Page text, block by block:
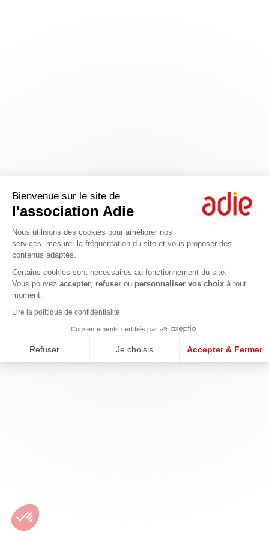
Bienvenue sur le site de
l'association Adie
Nous utilisons des cookies pour améliorer nos
services, mesurer la fréquentation du site et vous proposer des
contenus adaptés.
Certains cookies sont nécessaires au fonctionnement du site.
Vous pouvez accepter refuser ou personnaliser vos choix à tout
moment.
Lire la politique de confidentialité
Consentements certifiés par
Refuser Je choisis Accepter & Fermer
Axeptio consent